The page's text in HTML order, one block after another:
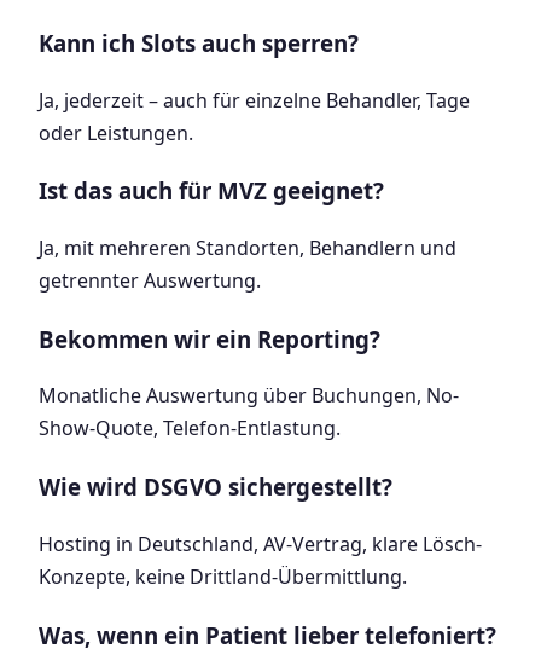
Kann ich Slots auch sperren?
Ja, jederzeit – auch für einzelne Behandler, Tage
oder Leistungen.
Ist das auch für MVZ geeignet?
Ja, mit mehreren Standorten, Behandlern und
getrennter Auswertung.
Bekommen wir ein Reporting?
Monatliche Auswertung über Buchungen, No-
Show-Quote, Telefon-Entlastung.
Wie wird DSGVO sichergestellt?
Hosting in Deutschland, AV-Vertrag, klare Lösch-
Konzepte, keine Drittland-Übermittlung.
Was, wenn ein Patient lieber telefoniert?